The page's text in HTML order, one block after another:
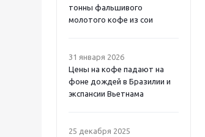
тонны фальшивого
молотого кофе из сои
31 января 2026
Цены на кофе падают на
фоне дождей в Бразилии и
экспансии Вьетнама
25 декабря 2025